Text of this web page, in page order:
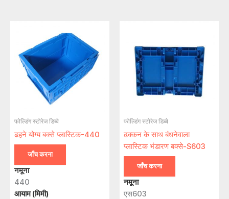
फोल्डिंग स्टोरेज डिब्बे
ढहने योग्य बक्से प्लास्टिक-440
जाँच करना
नमूना
440
आयाम (मिमी)
फोल्डिंग स्टोरेज डिब्बे
ढक्कन के साथ बंधनेवाला
प्लास्टिक भंडारण बक्से-S603
जाँच करना
नमूना
एस603